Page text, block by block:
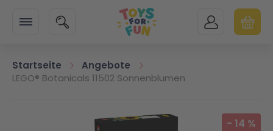
SUCHE MEIN KONTO
Startseite
Angebote
LEGO® Botanicals 11502 Sonnenblumen
Zum Ende der Bildgalerie springen - 14 %